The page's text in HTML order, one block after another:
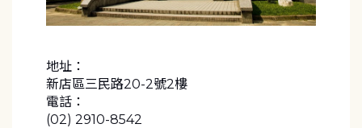
地址：
新店區三民路20-2號2樓
電話：
(02) 2910-8542